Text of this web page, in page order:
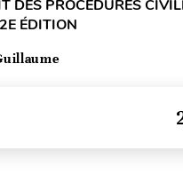
DES PROCÉDURES
ÉDITION